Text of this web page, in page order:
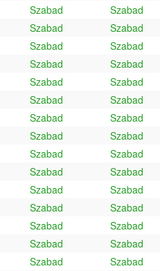
Szabad Szabad
Szabad Szabad
Szabad Szabad
Szabad Szabad
Szabad Szabad
Szabad Szabad
Szabad Szabad
Szabad Szabad
Szabad Szabad
Szabad Szabad
Szabad Szabad
Szabad Szabad
Szabad Szabad
Szabad Szabad
Szabad Szabad